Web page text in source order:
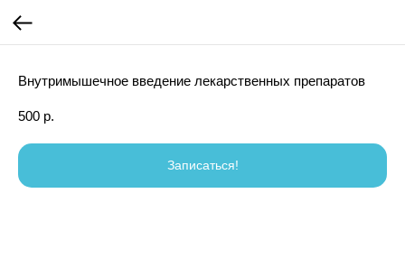
Внутримышечное введение лекарственных препаратов
500 р.
Записаться!